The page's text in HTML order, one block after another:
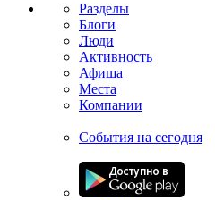
Разделы
Блоги
Люди
Активность
Афиша
Места
Компании
События на сегодня